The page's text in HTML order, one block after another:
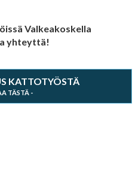
Valkeakoskella
yhteyttä!
KATTOTYÖSTÄ